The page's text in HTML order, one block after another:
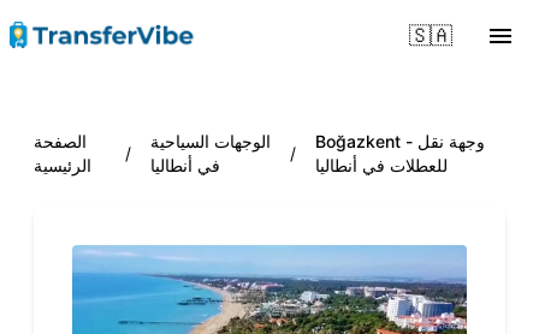
🇸🇦
الصفحة
الرئيسية
/
الوجهات السياحية
في أنطاليا
/
Boğazkent - وجهة نقل
للعطلات في أنطاليا